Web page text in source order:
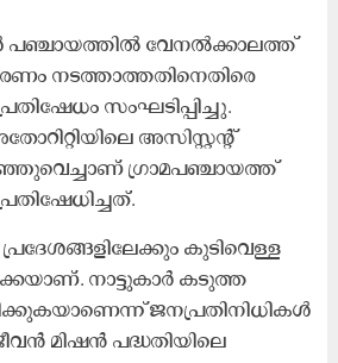
പഞ്ചായത്തിൽ വേനൽക്കാലത്ത്
നടത്താത്തതിനെതിരെ
സംഘടിപ്പിച്ചു.
അസിസ്റ്റന്റ്
ഗ്രാമപഞ്ചായത്ത്
കുടിവെള്ള
നാട്ടുകാർ കടുത്ത
ജനപ്രതിനിധികൾ
മിഷൻ പദ്ധതിയിലെ